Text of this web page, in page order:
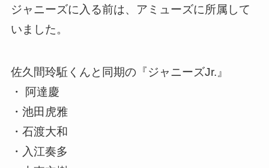
ジャニーズに入る前は、アミューズに所属して
いました。
佐久間玲駈くんと同期の『ジャニーズJr.』
・ 阿達慶
・池田虎雅
・石渡大和
・入江奏多